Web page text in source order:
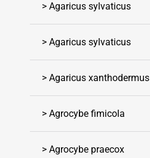
> Agaricus sylvaticus
> Agaricus sylvaticus
> Agaricus xanthodermus
> Agrocybe fimicola
> Agrocybe praecox